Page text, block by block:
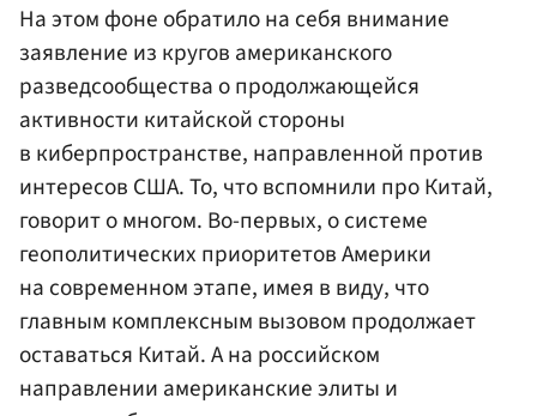
На этом фоне обратило на себя внимание
заявление из кругов американского
разведсообщества о продолжающейся
активности китайской стороны
в киберпространстве, направленной против
интересов США. То, что вспомнили про Китай,
говорит о многом. Во-первых, о системе
геополитических приоритетов Америки
на современном этапе, имея в виду, что
главным комплексным вызовом продолжает
оставаться Китай. А на российском
направлении американские элиты и